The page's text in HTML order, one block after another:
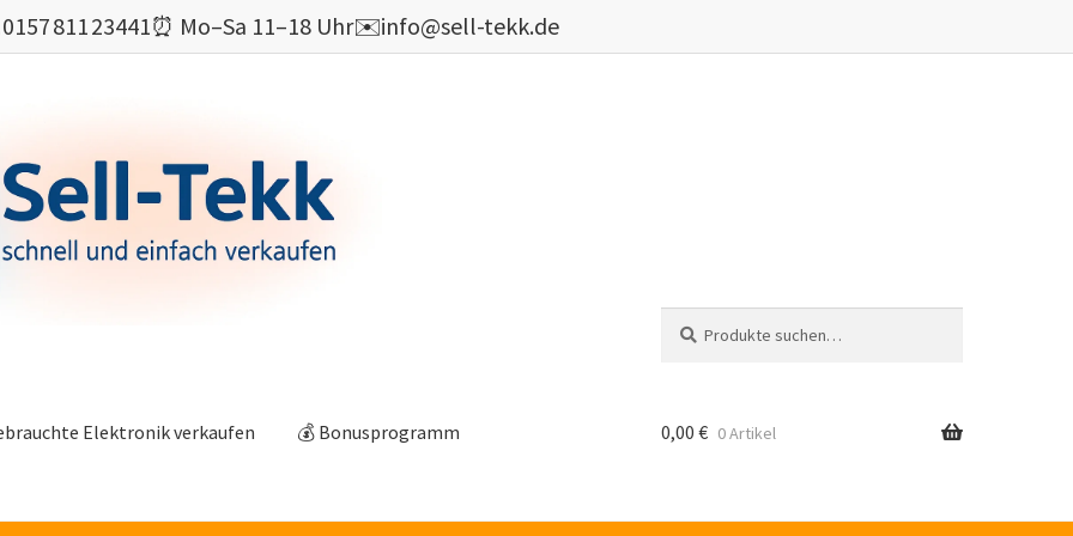
0157 811 23441⏰ Mo–Sa 11–18 Uhr✉️info@sell-tekk.de
nach:
Elektronik verkaufen 💰 Bonusprogramm 0,00 € 0 Artikel